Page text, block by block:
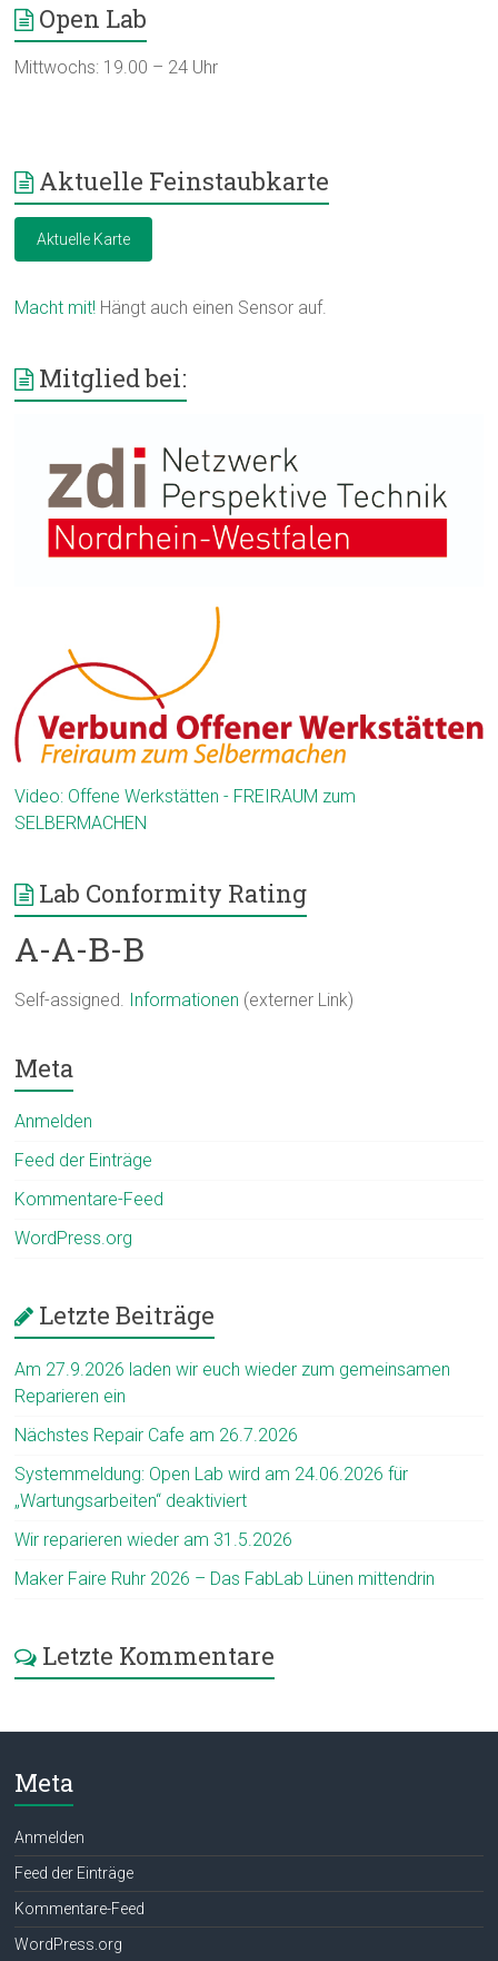
Open Lab
Mittwochs: 19.00 – 24 Uhr
Aktuelle Feinstaubkarte
Aktuelle Karte
Macht mit! Hängt auch einen Sensor auf.
Mitglied bei:
Video: Offene Werkstätten - FREIRAUM zum
SELBERMACHEN
Lab Conformity Rating
A-A-B-B
Self-assigned. Informationen (externer Link)
Meta
Anmelden
Feed der Einträge
Kommentare-Feed
WordPress.org
Letzte Beiträge
Am 27.9.2026 laden wir euch wieder zum gemeinsamen
Reparieren ein
Nächstes Repair Cafe am 26.7.2026
Systemmeldung: Open Lab wird am 24.06.2026 für
„Wartungsarbeiten“ deaktiviert
Wir reparieren wieder am 31.5.2026
Maker Faire Ruhr 2026 – Das FabLab Lünen mittendrin
Letzte Kommentare
Meta
Anmelden
Feed der Einträge
Kommentare-Feed
WordPress.org